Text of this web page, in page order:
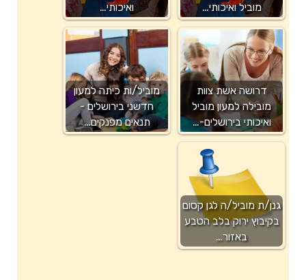
מוביל ואיכותי…
ואיכותי…
דרושה אשת צוות
מובילה למעון מוביל
ואיכותי בירושלים-…
מוביל/ות כיתה למעון
חדשני בירושלים -
תנאים מפנקים…
גנן/ת מוביל/ה לגן קסום
בקיבוץ ירוק בלב הטבע
באזור…